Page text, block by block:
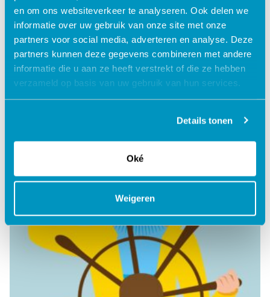
en om ons websiteverkeer te analyseren. Ook delen we
informatie over uw gebruik van onze site met onze
partners voor social media, adverteren en analyse. Deze
partners kunnen deze gegevens combineren met andere
informatie die u aan ze heeft verstrekt of die ze hebben
verzameld op basis van uw gebruik van hun services.
Details tonen
Oké
Weigeren
Inzicht in mijn situatie